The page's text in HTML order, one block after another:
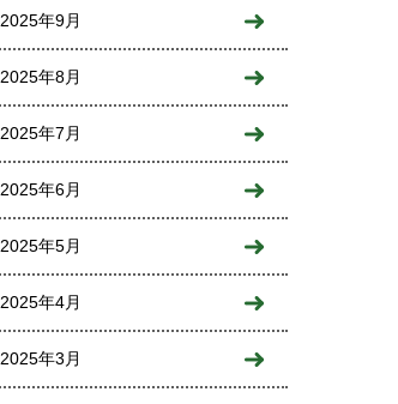
2025年9月
2025年8月
2025年7月
2025年6月
2025年5月
2025年4月
2025年3月